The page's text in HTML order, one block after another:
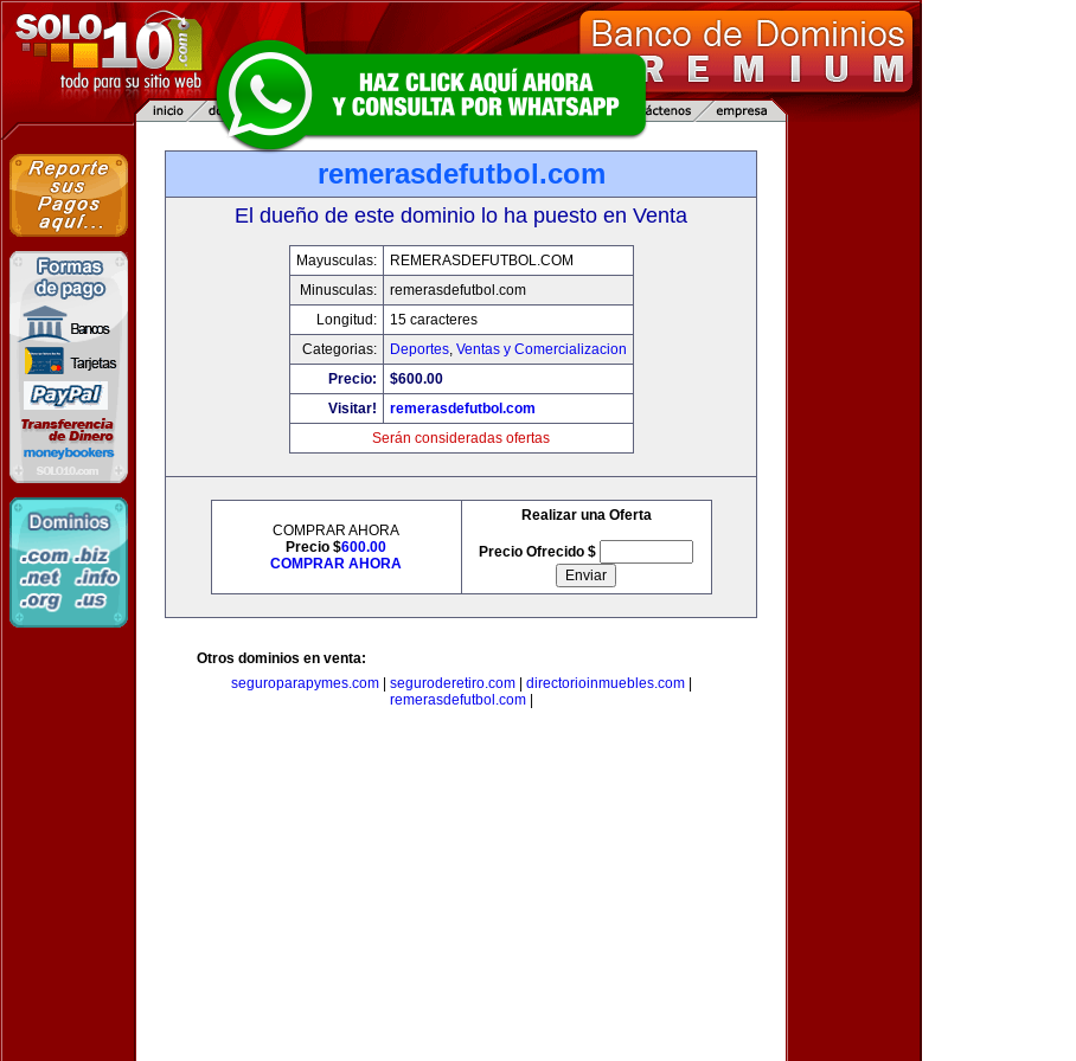
remerasdefutbol.com
El dueño de este dominio lo ha puesto en Venta
Mayusculas:
REMERASDEFUTBOL.COM
Minusculas:
remerasdefutbol.com
Longitud:
15 caracteres
Categorias:
Deportes, Ventas y Comercializacion
Precio:
$600.00
Visitar!
remerasdefutbol.com
Serán consideradas ofertas
COMPRAR AHORA
Precio $600.00
COMPRAR AHORA
Realizar una Oferta
Precio Ofrecido $
Otros dominios en venta:
seguroparapymes.com| seguroderetiro.com| directorioinmuebles.com|
remerasdefutbol.com|